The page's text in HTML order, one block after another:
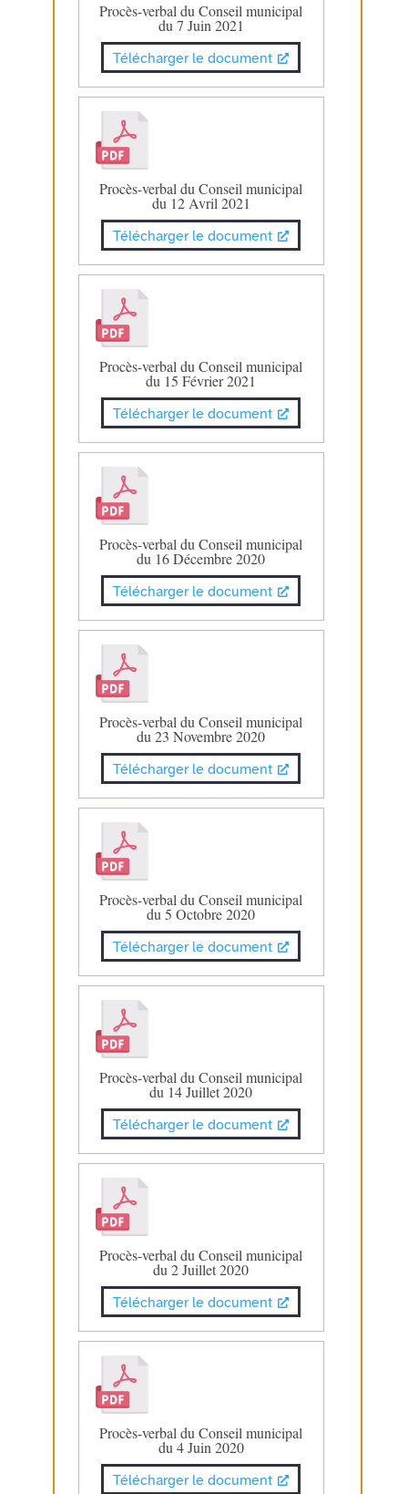
Procès-verbal du Conseil municipal
du 7 Juin 2021
Télécharger le document
Procès-verbal du Conseil municipal
du 12 Avril 2021
Télécharger le document
Procès-verbal du Conseil municipal
du 15 Février 2021
Télécharger le document
Procès-verbal du Conseil municipal
du 16 Décembre 2020
Télécharger le document
Procès-verbal du Conseil municipal
du 23 Novembre 2020
Télécharger le document
Procès-verbal du Conseil municipal
du 5 Octobre 2020
Télécharger le document
Procès-verbal du Conseil municipal
du 14 Juillet 2020
Télécharger le document
Procès-verbal du Conseil municipal
du 2 Juillet 2020
Télécharger le document
Procès-verbal du Conseil municipal
du 4 Juin 2020
Télécharger le document